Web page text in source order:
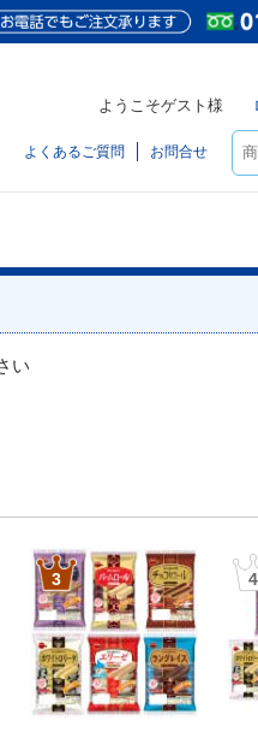
ようこそゲスト様
よくあるご質問 お問合せ
い
3 4